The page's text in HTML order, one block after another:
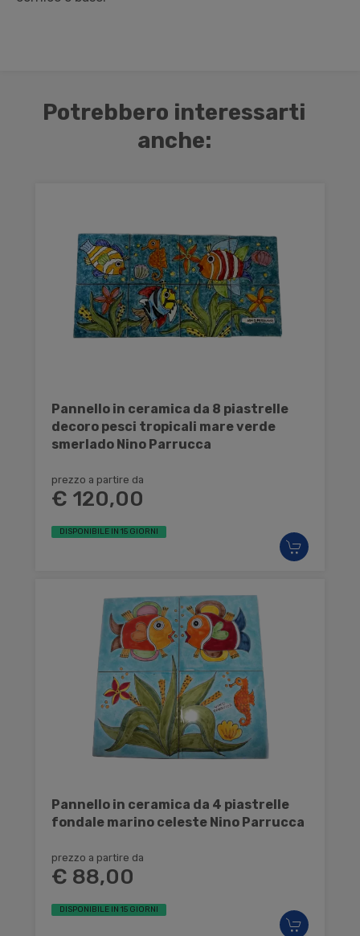
Potrebbero interessarti
anche:
Pannello in ceramica da 8 piastrelle
decoro pesci tropicali mare verde
smerlado Nino Parrucca
prezzo a partire da
€ 120,00
DISPONIBILE IN 15 GIORNI
Pannello in ceramica da 4 piastrelle
fondale marino celeste Nino Parrucca
prezzo a partire da
€ 88,00
DISPONIBILE IN 15 GIORNI